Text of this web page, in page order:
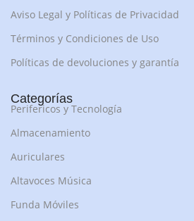
Aviso Legal y Políticas de Privacidad
Términos y Condiciones de Uso
Políticas de devoluciones y garantía
Categorías
Perifericos y Tecnología
Almacenamiento
Auriculares
Altavoces Música
Funda Móviles